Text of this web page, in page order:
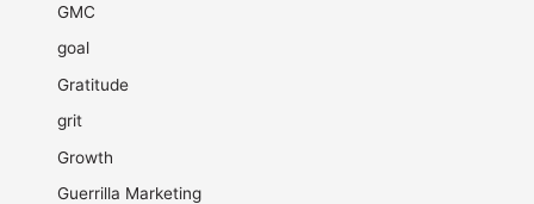
GMC
goal
Gratitude
grit
Growth
Guerrilla Marketing